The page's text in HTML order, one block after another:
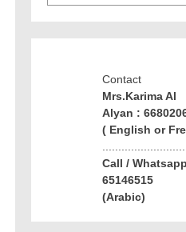
Contact
Mrs.Karima Al
Alyan :
( English or
Call /
65146515
(Arabic)